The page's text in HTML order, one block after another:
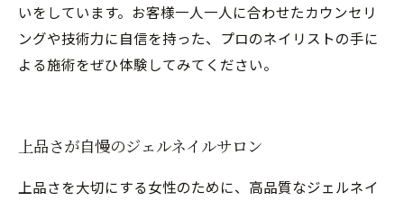
いをしています。お客様一人一人に合わせたカウンセリ
ングや技術力に自信を持った、プロのネイリストの手に
よる施術をぜひ体験してみてください。
上品さが自慢のジェルネイルサロン
上品さを大切にする女性のために、高品質なジェルネイ